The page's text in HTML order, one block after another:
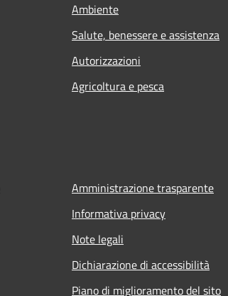
Ambiente
Salute, benessere e assistenza
Autorizzazioni
Agricoltura e pesca
Amministrazione trasparente
Informativa privacy
Note legali
Dichiarazione di accessibilità
Piano di miglioramento del sito